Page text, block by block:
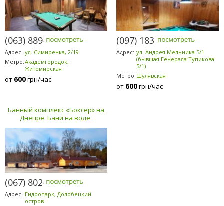
(063) 889-6200
Адрес: ул. Симиренка, 2/19
Метро:Академгородок,
Житомирская
от 600грн/час
(097) 183-9184
Адрес: ул. Андрея Мельника 5/1
(бывшая Генерала Тупикова
5/1)
Метро: Шулявская
от 600грн/час
Банный комплекс «Боксер» на
Днепре. Бани на воде.
(067) 802-6898
Адрес: Гидропарк, Долобецкий
остров